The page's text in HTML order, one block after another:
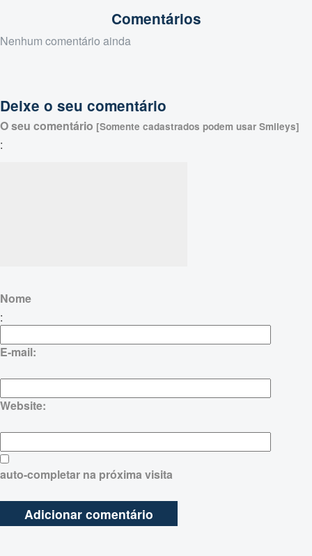
Comentários
Nenhum comentário ainda
Deixe o seu comentário
O seu comentário [Somente cadastrados podem usar Smileys]
:
Nome
:
E-mail:
Website:
auto-completar na próxima visita